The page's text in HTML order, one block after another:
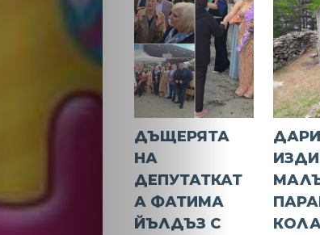
ДЪЩЕРЯТА
НА
ДЕПУТАТКАТ
А ФАТИМА
ЙЪЛДЪЗ С